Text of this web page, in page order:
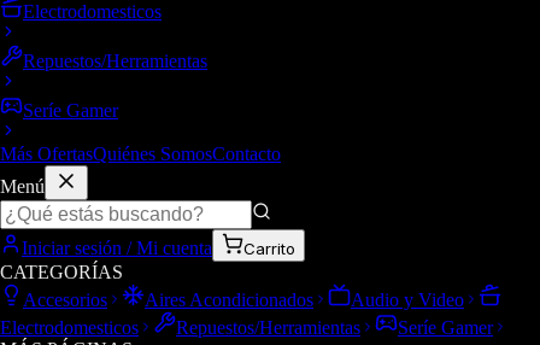
Electrodomesticos
Repuestos/Herramientas
Seríe Gamer
Más OfertasQuiénes SomosContacto
Menú
Iniciar sesión / Mi cuenta Carrito
CATEGORÍAS
Accesorios
Aires Acondicionados
Audio y Video
Electrodomesticos
Repuestos/Herramientas
Seríe Gamer